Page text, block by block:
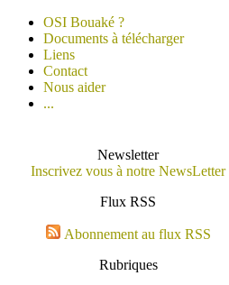
OSI Bouaké ?
Documents à télécharger
Liens
Contact
Nous aider
...
Newsletter
Inscrivez vous à notre NewsLetter
Flux RSS
Abonnement au flux RSS
Rubriques